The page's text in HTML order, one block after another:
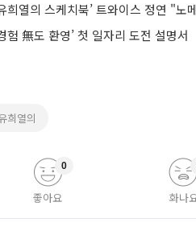
희열의 스케치북’ 트와이스 정연 "
험 無도 환영’ 첫 일자리 도전 설명서
희열의
좋아요
0
화나